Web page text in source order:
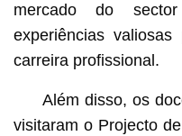
mercado do
experiências
carreira profissional.
Além disso, os
visitaram o Projecto